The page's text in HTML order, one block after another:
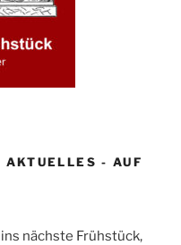
AKTUELLES - AUF
nächste Frühstück,